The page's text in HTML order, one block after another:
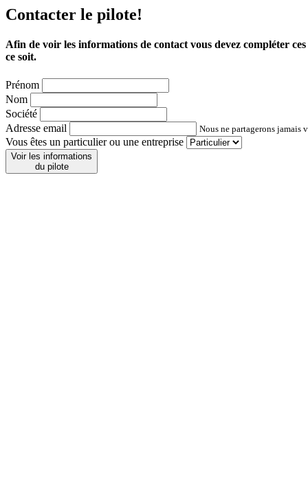
Contacter le pilote!
Afin de voir les informations de contact vous devez compléter
ce soit.
Prénom
Nom
Société
Adresse email
Nous ne partagerons jamais
Vous êtes un particulier ou une entreprise
Voir les informations
du pilote